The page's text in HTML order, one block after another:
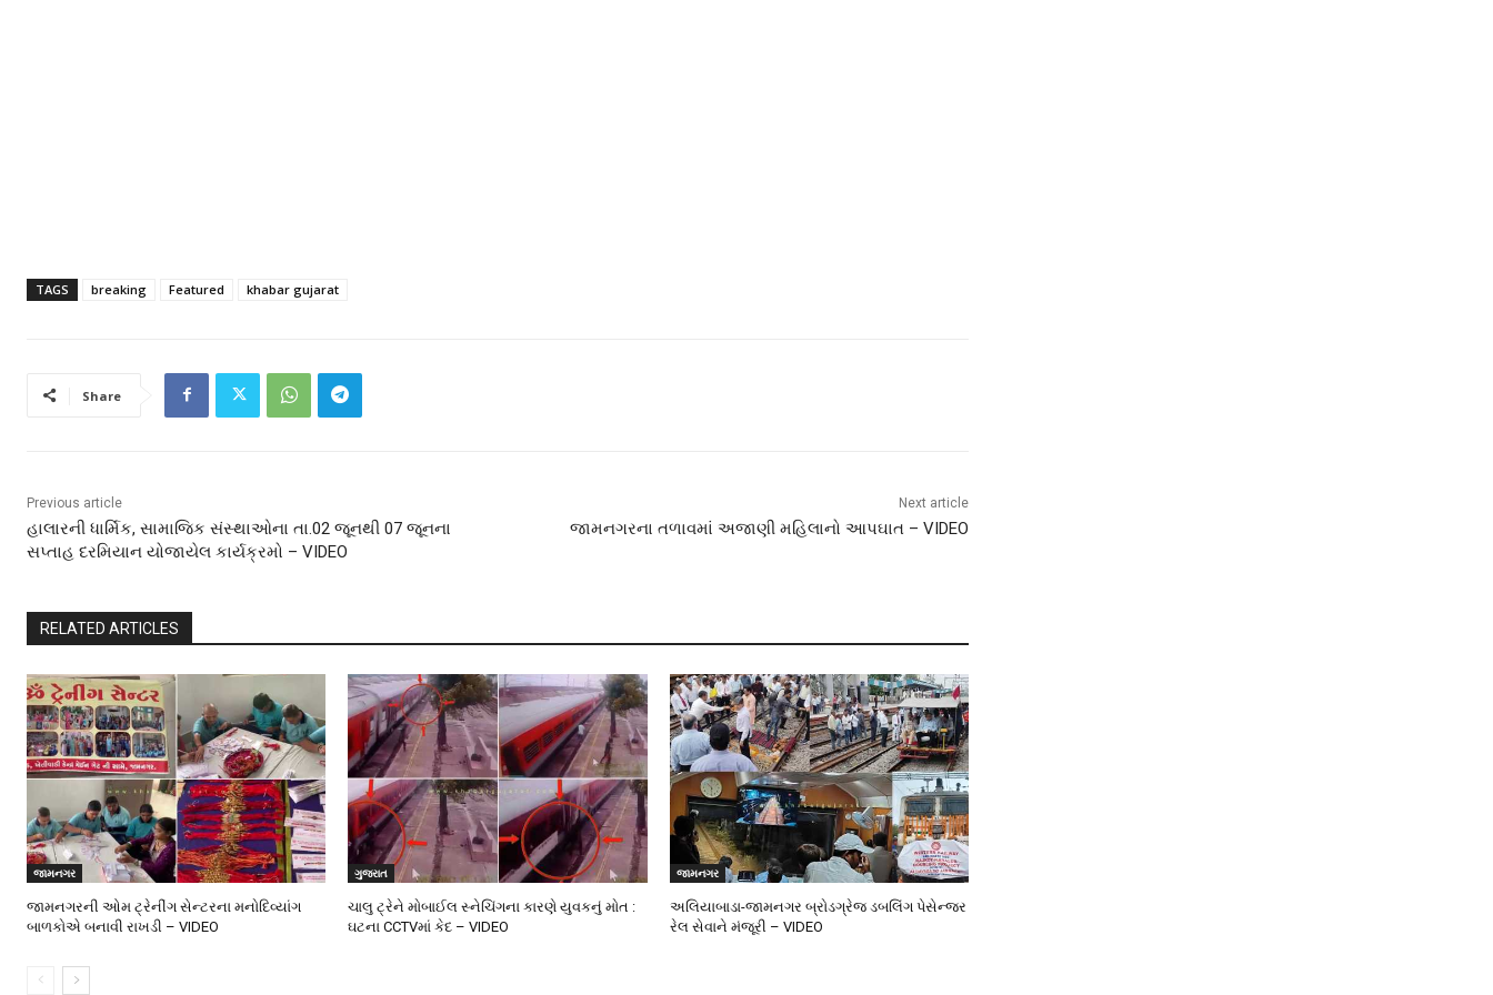
TAGS breaking Featured khabar gujarat
Share
Previous article
હાલારની ધાર્મિક, સામાજિક સંસ્થાઓના તા.02 જૂનથી 07 જૂનના
સપ્તાહ દરમિયાન યોજાયેલ કાર્યક્રમો – VIDEO
Next article
જામનગરના તળાવમાં અજાણી મહિલાનો આપઘાત – VIDEO
RELATED ARTICLES
જામનગર
જામનગરની ઓમ ટ્રેનીંગ સેન્ટરના મનોદિવ્યાંગ
બાળકોએ બનાવી રાખડી – VIDEO
ગુજરાત
ચાલુ ટ્રેને મોબાઈલ સ્નેચિંગના કારણે યુવકનું મોત :
ઘટના CCTVમાં કેદ – VIDEO
જામનગર
અલિયાબાડા-જામનગર બ્રોડગ્રેજ ડબલિંગ પેસેન્જર
રેલ સેવાને મંજૂરી – VIDEO